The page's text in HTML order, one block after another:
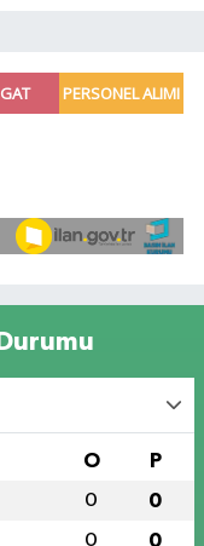
O P
0 0
0 0